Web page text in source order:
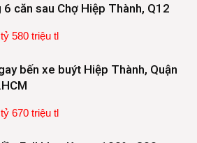
6 căn sau Chợ Hiệp Thành, Q12
580 triệu tl
bến xe buýt Hiệp Thành, Quận
670 triệu tl